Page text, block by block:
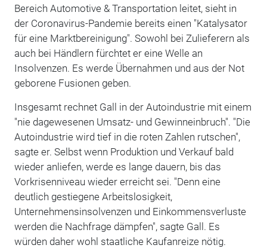
Bereich Automotive & Transportation leitet, sieht in
der Coronavirus-Pandemie bereits einen "Katalysator
für eine Marktbereinigung". Sowohl bei Zulieferern als
auch bei Händlern fürchtet er eine Welle an
Insolvenzen. Es werde Übernahmen und aus der Not
geborene Fusionen geben.
Insgesamt rechnet Gall in der Autoindustrie mit einem
"nie dagewesenen Umsatz- und Gewinneinbruch". "Die
Autoindustrie wird tief in die roten Zahlen rutschen",
sagte er. Selbst wenn Produktion und Verkauf bald
wieder anliefen, werde es lange dauern, bis das
Vorkrisenniveau wieder erreicht sei. "Denn eine
deutlich gestiegene Arbeitslosigkeit,
Unternehmensinsolvenzen und Einkommensverluste
werden die Nachfrage dämpfen", sagte Gall. Es
würden daher wohl staatliche Kaufanreize nötig.